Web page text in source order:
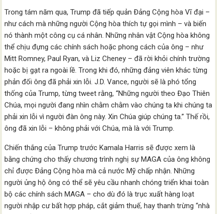
Trong tám năm qua, Trump đã tiếp quản Đảng Cộng hòa Vĩ đại –
như cách mà những người Cộng hòa thích tự gọi mình – và biến
nó thành một công cụ cá nhân. Những nhân vật Cộng hòa không
thể chịu đựng các chính sách hoặc phong cách của ông – như
Mitt Romney, Paul Ryan, và Liz Cheney – đã rời khỏi chính trường
hoặc bị gạt ra ngoài lề. Trong khi đó, những đảng viên khác từng
phản đối ông đã phải xin lỗi. J.D. Vance, người sẽ là phó tổng
thống của Trump, từng tweet rằng, “Những người theo Đạo Thiên
Chúa, mọi người đang nhìn chằm chằm vào chúng ta khi chúng ta
phải xin lỗi vì người đàn ông này. Xin Chúa giúp chúng ta.” Thế rồi,
ông đã xin lỗi – không phải với Chúa, mà là với Trump.
Chiến thắng của Trump trước Kamala Harris sẽ được xem là
bằng chứng cho thấy chương trình nghị sự MAGA của ông không
chỉ được Đảng Cộng hòa mà cả nước Mỹ chấp nhận. Những
người ủng hộ ông có thể sẽ yêu cầu nhanh chóng triển khai toàn
bộ các chính sách MAGA – cho dù đó là trục xuất hàng loạt
người nhập cư bất hợp pháp, cắt giảm thuế, hay thanh trừng “nhà